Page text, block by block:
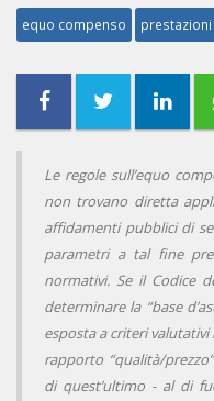
equo compenso
Le regole sull’equo
non trovano diretta
affidamenti pubblici di
parametri a tal fine
normativi. Se il Codice
determinare la “base
esposta a criteri
rapporto “qualità/
di quest’ultimo - al di